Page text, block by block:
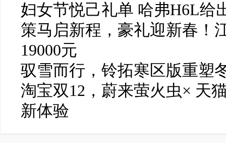
妇女节悦己礼单 哈弗H6L给
策马启新程，豪礼迎新春！
19000元
驭雪而行，铃拓寒区版重塑
淘宝双12，蔚来萤火虫× 天
新体验